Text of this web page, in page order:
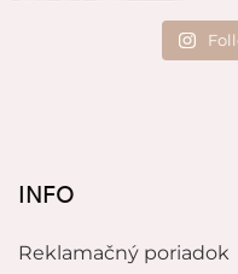
INFO
Reklamačný poriadok